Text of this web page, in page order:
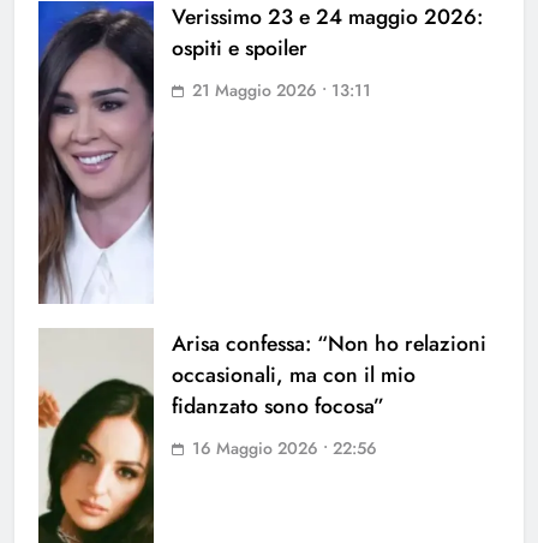
Verissimo 23 e 24 maggio 2026:
ospiti e spoiler
21 Maggio 2026 • 13:11
Arisa confessa: “Non ho relazioni
occasionali, ma con il mio
fidanzato sono focosa”
16 Maggio 2026 • 22:56